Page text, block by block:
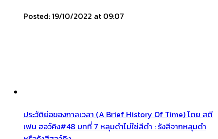
Posted: 19/10/2022 at 09:07
ประวัติย่อของกาลเวลา (A Brief History Of Time) โดย สตี
เฟน ฮอว์คิง#48 บทที่ 7 หลุมดำไม่ใช่สีดำ : รังสีจากหลุมดำ